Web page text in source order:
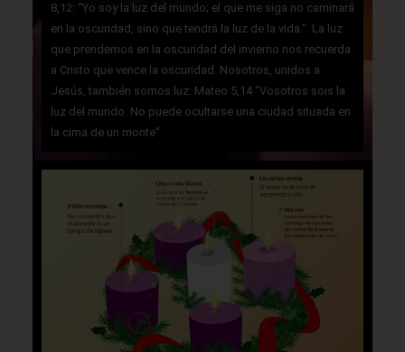
8,12: “Yo soy la luz del mundo; el que me siga no caminará
en la oscuridad, sino que tendrá la luz de la vida.”. La luz
que prendemos en la oscuridad del invierno nos recuerda
a Cristo que vence la oscuridad. Nosotros, unidos a
Jesús, también somos luz: Mateo 5,14 “Vosotros sois la
luz del mundo. No puede ocultarse una ciudad situada en
la cima de un monte”.